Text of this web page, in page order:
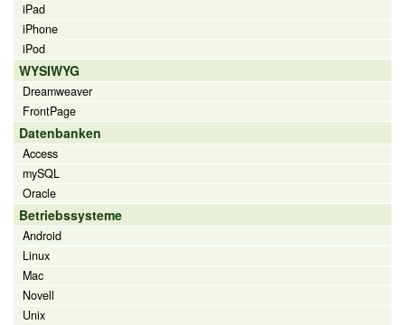
iPad
iPhone
iPod
WYSIWYG
Dreamweaver
FrontPage
Datenbanken
Access
mySQL
Oracle
Betriebssysteme
Android
Linux
Mac
Novell
Unix